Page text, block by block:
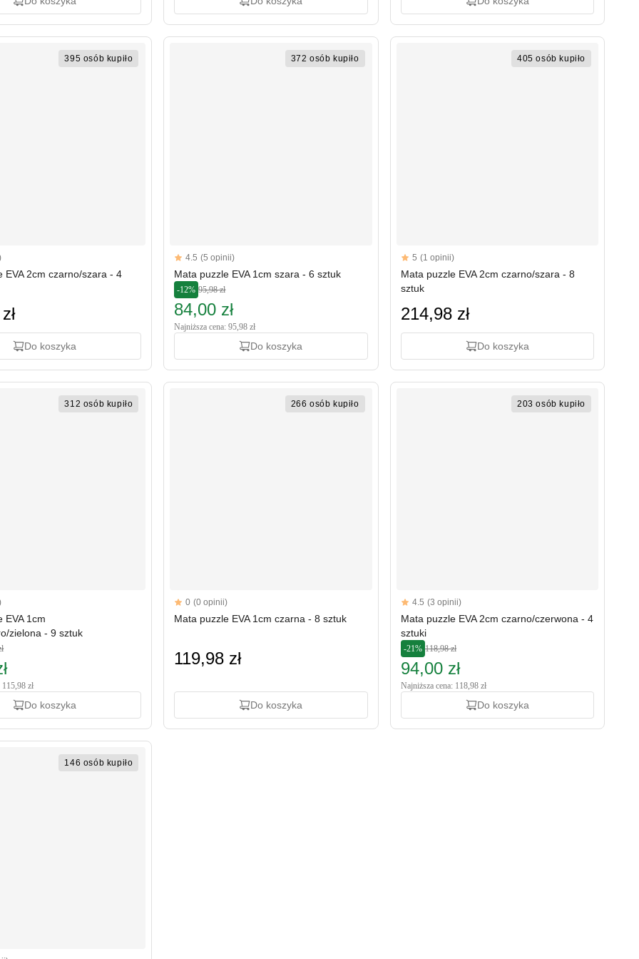
395 osób kupiło
EVA 2cm czarno/szara - 4
Do koszyka
372 osób kupiło
Reviews
4.5 out of 5 stars
4.5 (5 opinii)
Mata puzzle EVA 1cm szara - 6 sztuk
-12% 95,98 zł
84,00 zł
Najniższa cena: 95,98 zł
Do koszyka
405 osób kupiło
Reviews
5 out of 5 stars
5 (1 opinii)
Mata puzzle EVA 2cm czarno/szara - 8
sztuk
214,98 zł
Do koszyka
312 osób kupiło
EVA 1cm
zielona - 9 sztuk
zł
Do koszyka
266 osób kupiło
Reviews
0 (0 opinii)
Mata puzzle EVA 1cm czarna - 8 sztuk
119,98 zł
Do koszyka
203 osób kupiło
Reviews
4.5 out of 5 stars
4.5 (3 opinii)
Mata puzzle EVA 2cm czarno/czerwona - 4
sztuki
-21% 118,98 zł
94,00 zł
Najniższa cena: 118,98 zł
Do koszyka
146 osób kupiło